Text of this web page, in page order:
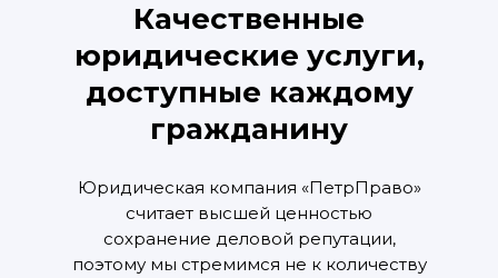
Качественные
юридические услуги,
доступные каждому
гражданину
Юридическая компания «ПетрПраво»
считает высшей ценностью
сохранение деловой репутации,
поэтому мы стремимся не к количеству